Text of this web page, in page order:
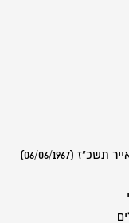
(06/06/1967)